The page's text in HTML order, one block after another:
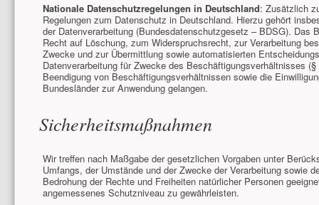
Nationale Datenschutzregelungen in Deutschland: Zusätzlich
Regelungen zum Datenschutz in Deutschland. Hierzu gehört
der Datenverarbeitung (Bundesdatenschutzgesetz – BDSG).
Recht auf Löschung, zum Widerspruchsrecht, zur Verarbeitung
Zwecke und zur Übermittlung sowie automatisierten
Datenverarbeitung für Zwecke des Beschäftigungsverhältnisses
Beendigung von Beschäftigungsverhältnissen sowie die
Bundesländer zur Anwendung gelangen.
Sicherheitsmaßnahmen
Wir treffen nach Maßgabe der gesetzlichen Vorgaben unter
Umfangs, der Umstände und der Zwecke der Verarbeitung sowie
Bedrohung der Rechte und Freiheiten natürlicher Personen
angemessenes Schutzniveau zu gewährleisten.